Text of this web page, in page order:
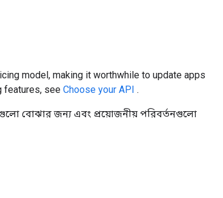
model, making it worthwhile to update apps
features, see Choose your API .
বোঝার জন্য এবং প্রয়োজনীয় পরিবর্তনগুলো